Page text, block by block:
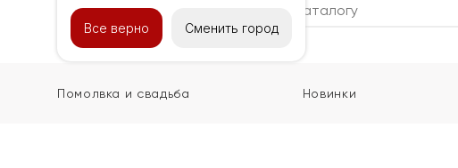
Все верно Сменить город
Каталог
Помолвка и свадьба Новинки